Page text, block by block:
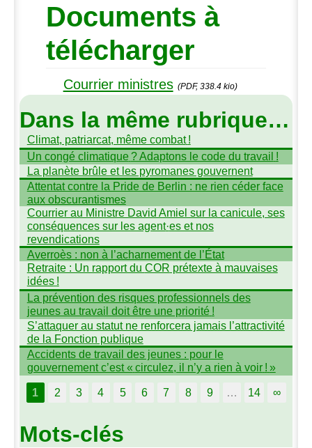
Documents à
télécharger
Courrier ministres (PDF, 338.4 kio)
Dans la même rubrique…
Climat, patriarcat, même combat !
Un congé climatique ? Adaptons le code du travail !
La planète brûle et les pyromanes gouvernent
Attentat contre la Pride de Berlin : ne rien céder face
aux obscurantismes
Courrier au Ministre David Amiel sur la canicule, ses
conséquences sur les agent·es et nos
revendications
Averroès : non à l’acharnement de l’État
Retraite : Un rapport du COR prétexte à mauvaises
idées !
La prévention des risques professionnels des
jeunes au travail doit être une priorité !
S’attaquer au statut ne renforcera jamais l’attractivité
de la Fonction publique
Accidents de travail des jeunes : pour le
gouvernement c’est « circulez, il n’y a rien à voir ! »
1 2 3 4 5 6 7 8 9 14 ∞
Mots-clés